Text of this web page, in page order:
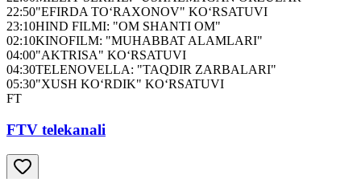
22:50"EFIRDA TO‘RAXONOV" KO‘RSATUVI
23:10HIND FILMI: "OM SHANTI OM"
02:10KINOFILM: "MUHABBAT ALAMLARI"
04:00"AKTRISA" KO‘RSATUVI
04:30TELENOVELLA: "TAQDIR ZARBALARI"
05:30"XUSH KO‘RDIK" KO‘RSATUVI
FT
FTV telekanali